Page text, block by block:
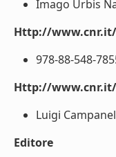
Imago Urbis
Http://
978-88-548-
Http://
Luigi
Editore